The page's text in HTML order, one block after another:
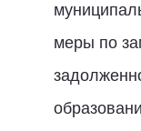
меры по